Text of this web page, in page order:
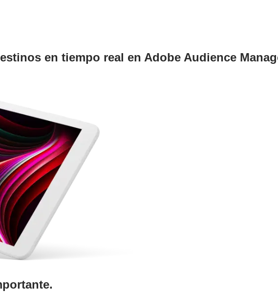
en tiempo real en Adobe Audience